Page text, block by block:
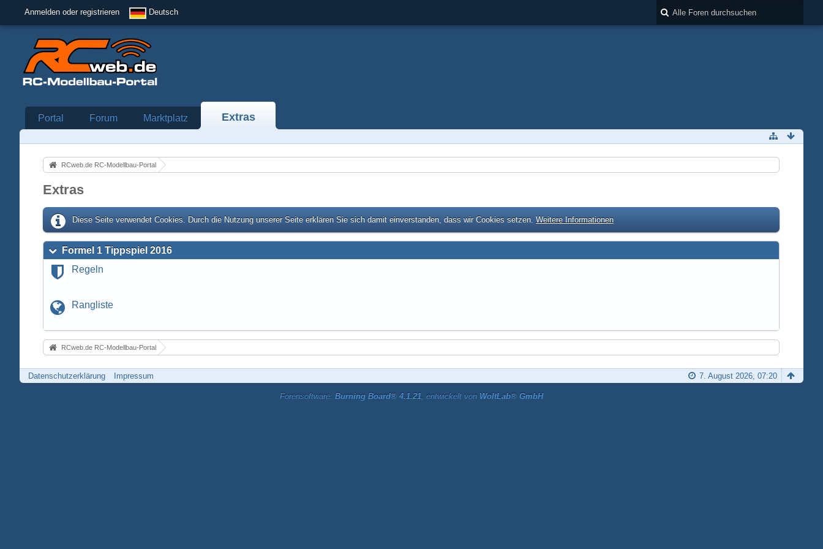
Anmelden oder registrieren Deutsch
Portal Forum Marktplatz Extras
RCweb.de RC-Modellbau-Portal
Extras
Diese Seite verwendet Cookies. Durch die Nutzung unserer Seite erklären Sie sich damit einverstanden, dass wir Cookies setzen. Weitere Informationen
Formel 1 Tippspiel 2016
Regeln
Rangliste
RCweb.de RC-Modellbau-Portal
Datenschutzerklärung Impressum 7. August 2026, 07:20
Forensoftware: Burning Board® 4.1.21, entwickelt von WoltLab® GmbH